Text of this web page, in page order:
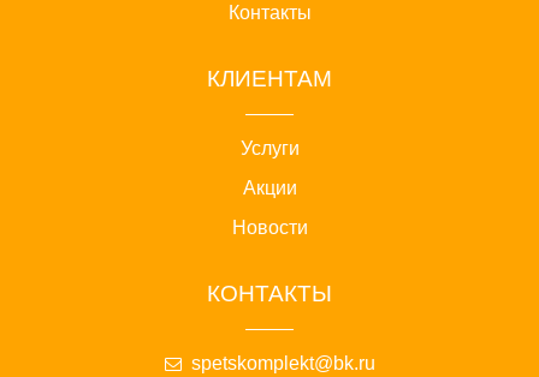
Контакты
КЛИЕНТАМ
Услуги
Акции
Новости
КОНТАКТЫ
spetskomplekt@bk.ru